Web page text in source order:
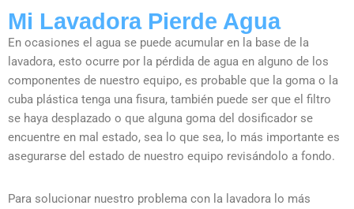
Mi Lavadora Pierde Agua
En ocasiones el agua se puede acumular en la base de la
lavadora, esto ocurre por la pérdida de agua en alguno de los
componentes de nuestro equipo, es probable que la goma o la
cuba plástica tenga una fisura, también puede ser que el filtro
se haya desplazado o que alguna goma del dosificador se
encuentre en mal estado, sea lo que sea, lo más importante es
asegurarse del estado de nuestro equipo revisándolo a fondo.
Para solucionar nuestro problema con la lavadora lo más